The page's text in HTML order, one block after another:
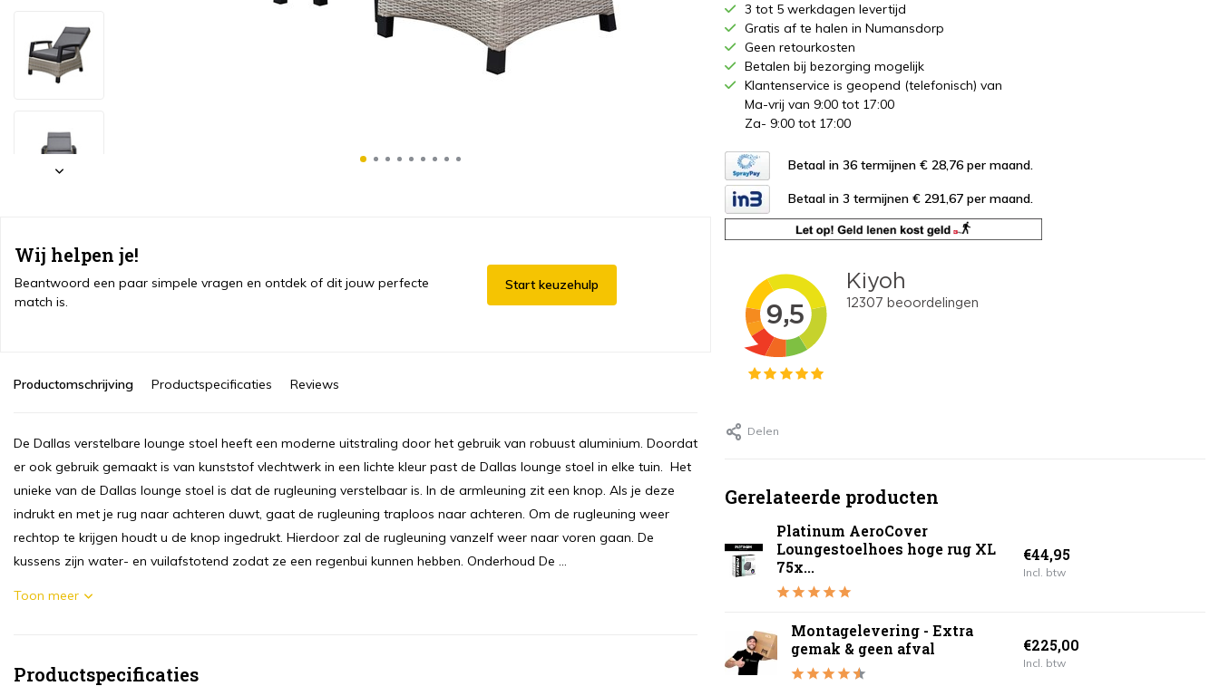
Wij helpen je!
Beantwoord een paar simpele vragen en ontdek of dit jouw perfecte
match is.
Start keuzehulp
Productomschrijving Productspecificaties Reviews
De Dallas verstelbare lounge stoel heeft een moderne uitstraling door het gebruik van robuust aluminium. Doordat
er ook gebruik gemaakt is van kunststof vlechtwerk in een lichte kleur past de Dallas lounge stoel in elke tuin. Het
unieke van de Dallas lounge stoel is dat de rugleuning verstelbaar is. In de armleuning zit een knop. Als je deze
indrukt en met je rug naar achteren duwt, gaat de rugleuning traploos naar achteren. Om de rugleuning weer
rechtop te krijgen houdt u de knop ingedrukt. Hierdoor zal de rugleuning vanzelf weer naar voren gaan. De
kussens zijn water- en vuilafstotend zodat ze een regenbui kunnen hebben. Onderhoud De ...
Toon meer
Productspecificaties
3 tot 5 werkdagen levertijd
Gratis af te halen in Numansdorp
Geen retourkosten
Betalen bij bezorging mogelijk
Klantenservice is geopend (telefonisch) van
Ma-vrij van 9:00 tot 17:00
Za- 9:00 tot 17:00
Betaal in 36 termijnen € 28,76 per maand.
Betaal in 3 termijnen € 291,67 per maand.
Delen
Gerelateerde producten
Platinum AeroCover
Loungestoelhoes hoge rug XL
75x...
€44,95
Incl. btw
Montagelevering - Extra
gemak & geen afval
€225,00
Incl. btw